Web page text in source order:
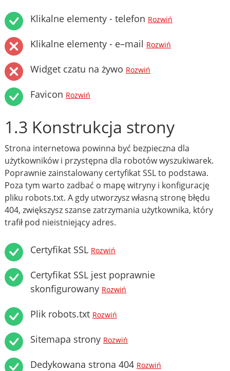
Klikalne elementy - telefon Rozwiń
Klikalne elementy - e–mail Rozwiń
Widget czatu na żywo Rozwiń
Favicon Rozwiń
1.3 Konstrukcja strony
Strona internetowa powinna być bezpieczna dla
użytkowników i przystępna dla robotów wyszukiwarek.
Poprawnie zainstalowany certyfikat SSL to podstawa.
Poza tym warto zadbać o mapę witryny i konfigurację
pliku robots.txt. A gdy utworzysz własną stronę błędu
404, zwiększysz szanse zatrzymania użytkownika, który
trafił pod nieistniejący adres.
Certyfikat SSL Rozwiń
Certyfikat SSL jest poprawnie
skonfigurowany Rozwiń
Plik robots.txt Rozwiń
Sitemapa strony Rozwiń
Dedykowana strona 404 Rozwiń